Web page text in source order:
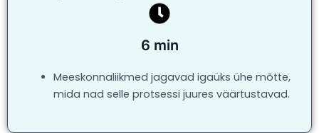
6 min
Meeskonnaliikmed jagavad igaüks ühe mõtte,
mida nad selle protsessi juures väärtustavad.